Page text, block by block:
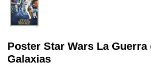
Poster Star Wars La Guerra
Galaxias